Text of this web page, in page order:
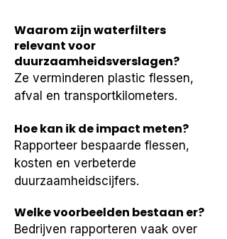
Waarom zijn waterfilters
relevant voor
duurzaamheidsverslagen?
Ze verminderen plastic flessen,
afval en transportkilometers.
Hoe kan ik de impact meten?
Rapporteer bespaarde flessen,
kosten en verbeterde
duurzaamheidscijfers.
Welke voorbeelden bestaan er?
Bedrijven rapporteren vaak over